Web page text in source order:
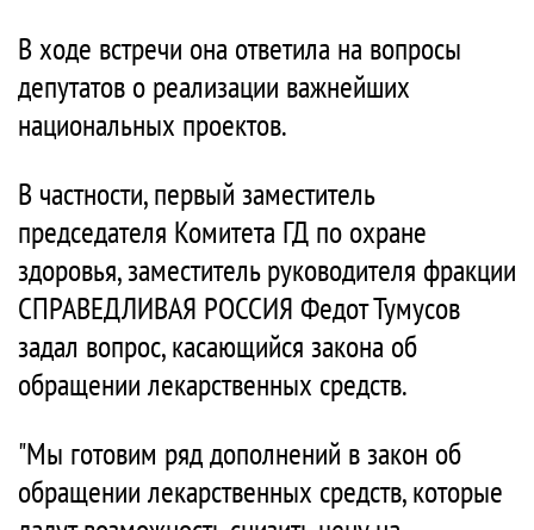
В ходе встречи она ответила на вопросы
депутатов о реализации важнейших
национальных проектов.
В частности, первый заместитель
председателя Комитета ГД по охране
здоровья, заместитель руководителя фракции
СПРАВЕДЛИВАЯ РОССИЯ Федот Тумусов
задал вопрос, касающийся закона об
обращении лекарственных средств.
"Мы готовим ряд дополнений в закон об
обращении лекарственных средств, которые